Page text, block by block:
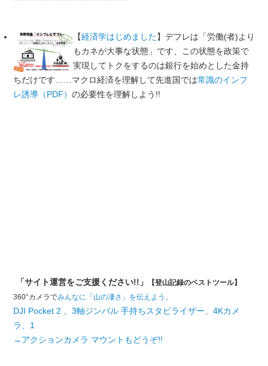
【経済学はじめました】デフレは「労働(者)より
もカネが大事な状態」です、この状態を政策で
実現してトクをするのは銀行を始めとした金持
ちだけです……マクロ経済を理解して先進国では常識のインフ
レ誘導（PDF） の必要性を理解しよう!!
「サイト運営をご支援ください!!」
【登山記録のベストツール】
360°カメラでみんなに「山の凄さ」を伝えよう。
DJI Pocket 2 、3軸ジンバル 手持ちスタビライザー、4Kカメ
ラ、1
→アクションカメラ マウントもどうぞ!!